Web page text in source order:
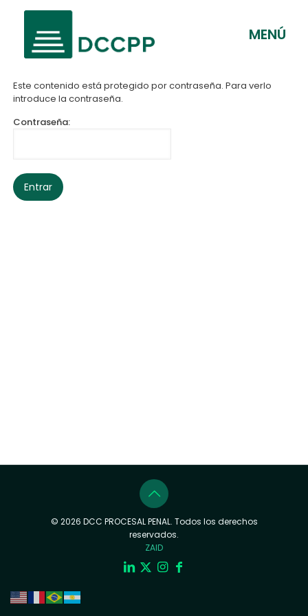
MENÚ
Este contenido está protegido por contraseña. Para verlo
introduce la contraseña.
Contraseña:
© 2026 DCC PROCESAL PENAL. Todos los derechos
reservados.
ZAID